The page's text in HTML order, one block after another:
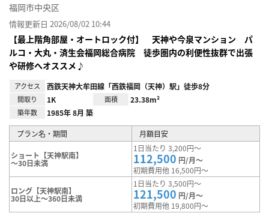
福岡市中央区
情報更新日 2026/08/02 10:44
【最上階角部屋・オートロック付】 天神や今泉マンション パ
ルコ・大丸・済生会福岡総合病院 徒歩圏内の利便性抜群で出張
や研修へオススメ♪
アクセス 西鉄天神大牟田線「西鉄福岡（天神）駅」徒歩8分
間取り 1K 面積 23.38m²
築年数 1985年 8月 築
プラン名・期間 月額目安
ショート【天神駅南】
～30日未満
1日当たり 3,200円～
112,500 円/月～
初期費用他 16,500円～
ロング【天神駅南】
30日以上～360日未満
1日当たり 3,500円～
121,500 円/月～
初期費用他 19,800円～